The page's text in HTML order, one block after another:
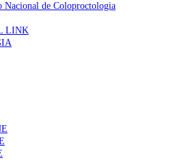
de médicos dentistas reforça
Agosto, 2026
“Da urgência ao tribunal, cada
profissional faz a diferença”
Nacional de Coloproctologia
LINK